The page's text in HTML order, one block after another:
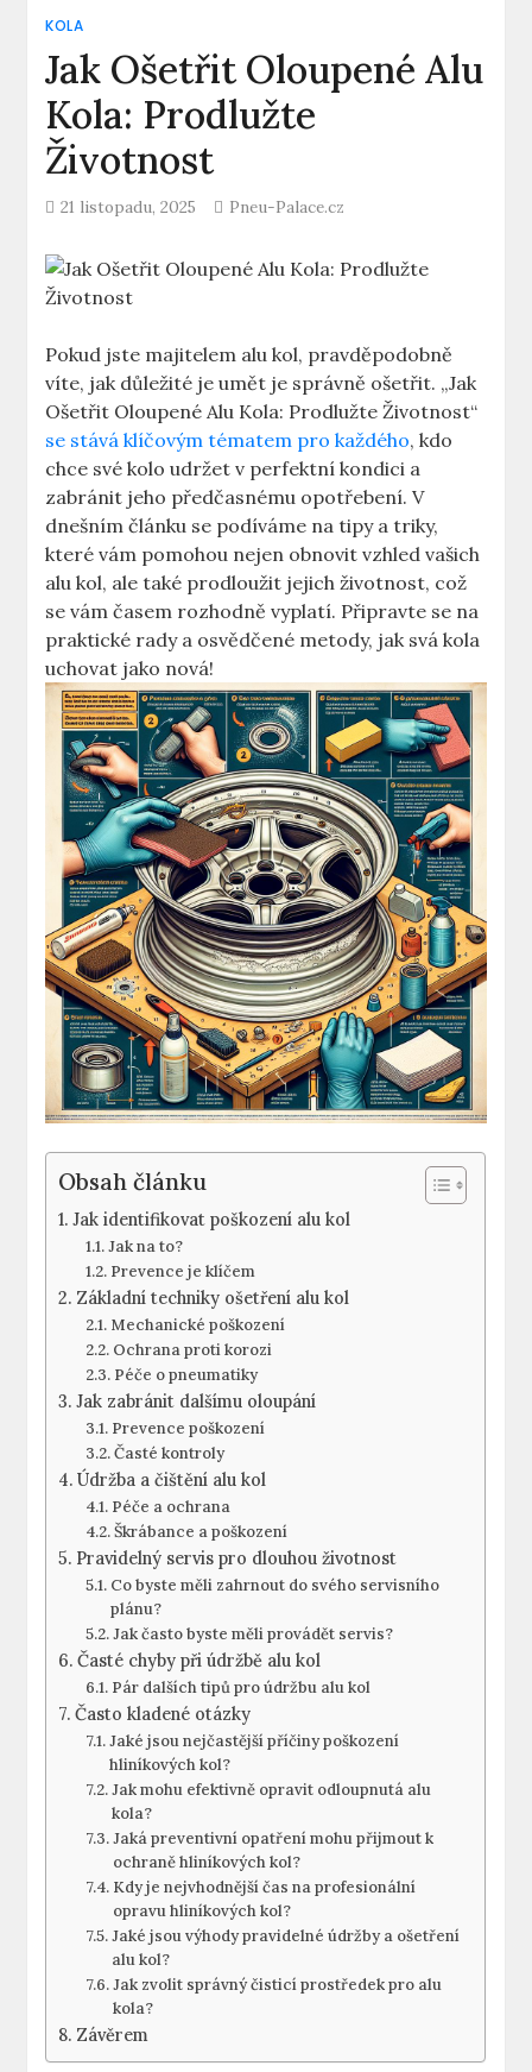
KOLA
Jak Ošetřit Oloupené Alu
Kola: Prodlužte
Životnost
21 listopadu, 2025 Pneu-Palace.cz
Pokud jste majitelem alu kol, pravděpodobně
víte, jak důležité je umět je správně ošetřit. „Jak
Ošetřit Oloupené Alu Kola: Prodlužte Životnost“
se stává klíčovým tématem pro každého, kdo
chce své kolo udržet v perfektní kondici a
zabránit jeho předčasnému opotřebení. V
dnešním článku se podíváme na tipy a triky,
které vám pomohou nejen obnovit vzhled vašich
alu kol, ale také prodloužit jejich životnost, což
se vám časem rozhodně vyplatí. Připravte se na
praktické rady a osvědčené metody, jak svá kola
uchovat jako nová!
Obsah článku
Jak identifikovat poškození alu kol
Jak na to?
Prevence je klíčem
Základní techniky ošetření alu kol
Mechanické poškození
Ochrana proti korozi
Péče o pneumatiky
Jak zabránit dalšímu oloupání
Prevence poškození
Časté kontroly
Údržba a čištění alu kol
Péče a ochrana
Škrábance a poškození
Pravidelný servis pro dlouhou životnost
Co byste měli zahrnout do svého servisního
plánu?
Jak často byste měli provádět servis?
Časté chyby při údržbě alu kol
Pár dalších tipů pro údržbu alu kol
Často kladené otázky
Jaké jsou nejčastější příčiny poškození
hliníkových kol?
Jak mohu efektivně opravit odloupnutá alu
kola?
Jaká preventivní opatření mohu přijmout k
ochraně hliníkových kol?
Kdy je nejvhodnější čas na profesionální
opravu hliníkových kol?
Jaké jsou výhody pravidelné údržby a ošetření
alu kol?
Jak zvolit správný čisticí prostředek pro alu
kola?
Závěrem